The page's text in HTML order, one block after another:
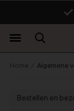
Home Algemene
Bestellen en